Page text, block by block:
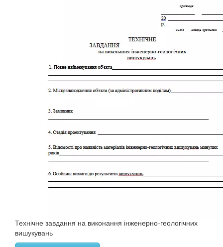
Технічне завдання на виконання інженерно-геологічних
вишукувань